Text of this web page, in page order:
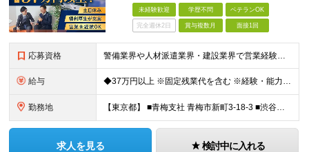
未経験歓迎 学歴不問 ベテランOK
完全週休2日 賞与複数月 面接1回
応募資格 警備業界や人材派遣業界・建設業界で営業経験がある方歓迎！ 管理職経験も活かせます◎ 【具体的には】 業界・職種未経験の方歓迎 ★要普通免許 ★学歴不問
給与 ◆37万円以上 ※固定残業代を含む ※経験・能力を考慮 ※決算賞与あり 【固定残業代】14万円/45時間 ※固定残業代は残業がない場合も支給し、超過分は別途支給する ※超過分は別途全額支給 ・一律手
勤務地 【東京都】 ■青梅支社 青梅市新町3-18-3 ■渋谷支社 渋谷区渋谷1-6-5 ■新宿支社 新宿区新宿3-11-10 ■池袋支社 豊島区東池袋1-35-5 ■両国支社 墨田区江東橋1-12-8KDビ
求人を見る 検討中に入れる